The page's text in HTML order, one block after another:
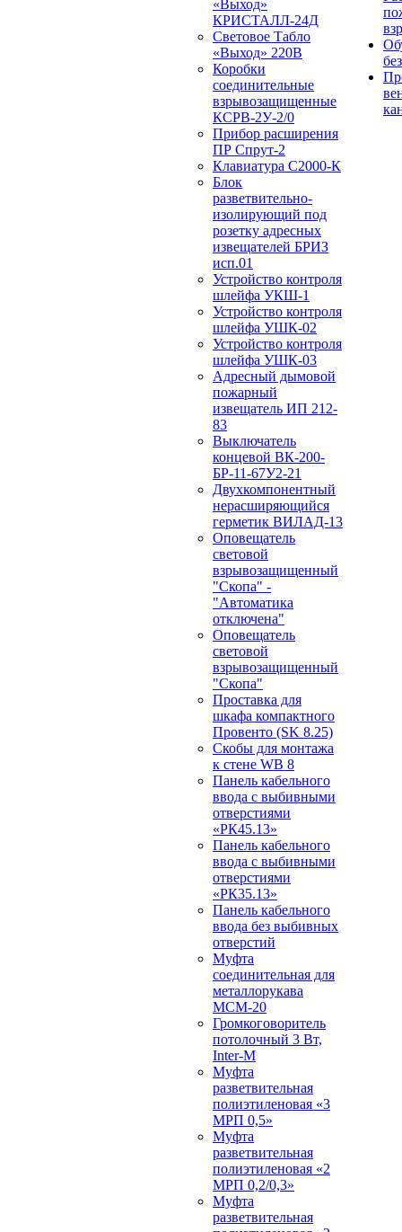
«Выход»
КРИСТАЛЛ-24Д
Световое Табло
«Выход» 220В
Коробки
соединительные
взрывозащищенные
КСРВ-2У-2/0
Прибор расширения
ПР Спрут-2
Клавиатура С2000-К
Блок
разветвительно-
изолирующий под
розетку адресных
извещателей БРИЗ
исп.01
Устройство контроля
шлейфа УКШ-1
Устройство контроля
шлейфа УШК-02
Устройство контроля
шлейфа УШК-03
Адресный дымовой
пожарный
извещатель ИП 212-
83
Выключатель
концевой ВК-200-
БР-11-67У2-21
Двухкомпонентный
нерасширяющийся
герметик ВИЛАД-13
Оповещатель
световой
взрывозащищенный
"Скопа" -
"Автоматика
отключена"
Оповещатель
световой
взрывозащищенный
"Скопа"
Проставка для
шкафа компактного
Провенто (SK 8.25)
Скобы для монтажа
к стене WB 8
Панель кабельного
ввода с выбивными
отверстиями
«РК45.13»
Панель кабельного
ввода с выбивными
отверстиями
«РК35.13»
Панель кабельного
ввода без выбивных
отверстий
Муфта
соединительная для
металлорукава
МСМ-20
Громкоговоритель
потолочный 3 Вт,
Inter-M
Муфта
разветвительная
полиэтиленовая «3
МРП 0,5»
Муфта
разветвительная
полиэтиленовая «2
МРП 0,2/0,3»
Муфта
разветвительная